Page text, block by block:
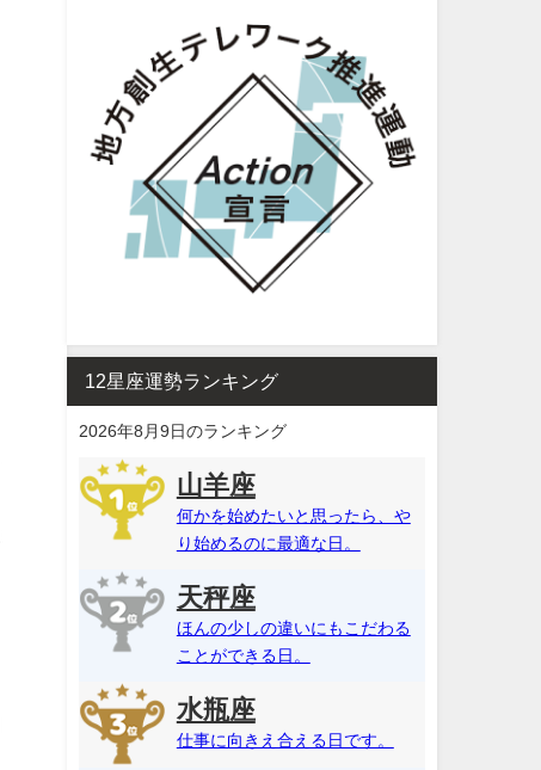
12星座運勢ランキング
2026年8月9日のランキング
山羊座
何かを始めたいと思ったら、や
り始めるのに最適な日。
天秤座
ほんの少しの違いにもこだわる
ことができる日。
水瓶座
仕事に向きえ合える日です。